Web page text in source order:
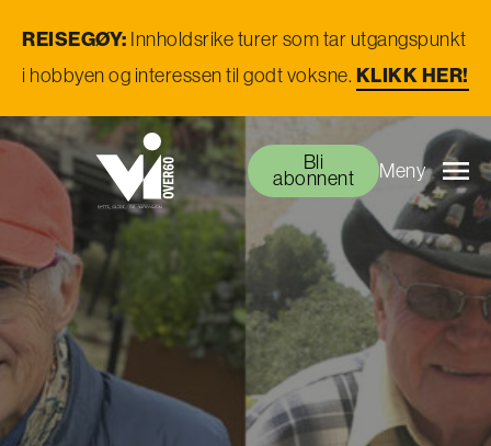
REISEGØY: Innholdsrike turer som tar utgangspunkt
i hobbyen og interessen til godt voksne. KLIKK HER!
Bli
abonnent Meny